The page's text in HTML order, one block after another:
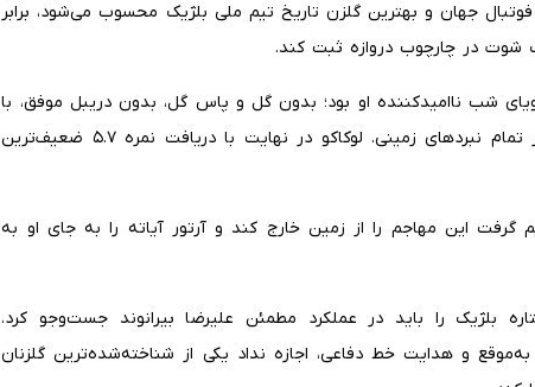
جهان و بهترین گلزن تاریخ تیم ملی بلژیک محسوب می‌شود، برابر
شوت در چارچوب دروازه ثبت کند.
شب ناامیدکننده او بود؛ بدون گل و پاس گل، بدون دریبل موفق، با
۱۰ بار از دست دادن توپ و شکست در تمام نبردهای زمینی. لوکاکو در نهایت با دریافت نمره ۵.۷ ضعیف‌ترین
نیز در دقیقه ۷۳ تصمیم گرفت این مهاجم را از زمین خارج کند و آرتور آیاته را به جای او به
بلژیک را باید در عملکرد مطمئن علیرضا بیرانوند جست‌وجو کرد.
و هدایت خط دفاعی، اجازه نداد یکی از شناخته‌شده‌ترین گلزنان